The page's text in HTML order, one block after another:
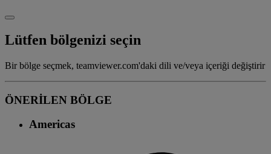
Lütfen bölgenizi seçin
Bir bölge seçmek, teamviewer.com'daki dili ve/veya içeriği değiştirir
ÖNERİLEN BÖLGE
Americas